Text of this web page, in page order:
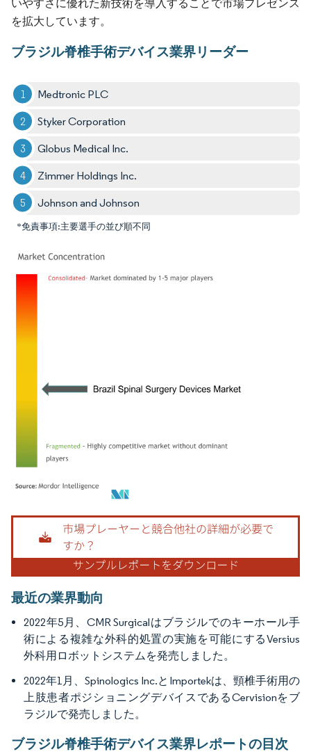
いやすさに優れた新技術を導入することで市場プレゼンス
を拡大しています。
ブラジル脊椎手術デバイス業界リーダー
Medtronic PLC
Styker Corporation
Globus Medical Inc.
Zimmer Holdings Inc.
Johnson and Johnson
*免責事項:主要選手の並び順不同
画像 © Mordor Intelligence。再利用にはCC BY 4.0の表示が必要です。
最近の業界動向
2022年5月、CMR Surgicalはブラジルでのキーホール手
術による複雑な外科的処置の実施を可能にするVersius
外科用ロボットシステムを発売しました。
2022年1月、Spinologics Inc.とImportekは、頸椎手術用の
上肢患者ポジショニングデバイスであるCervisionをブ
ラジルで発売しました。
ブラジル脊椎手術デバイス業界レポートの目次